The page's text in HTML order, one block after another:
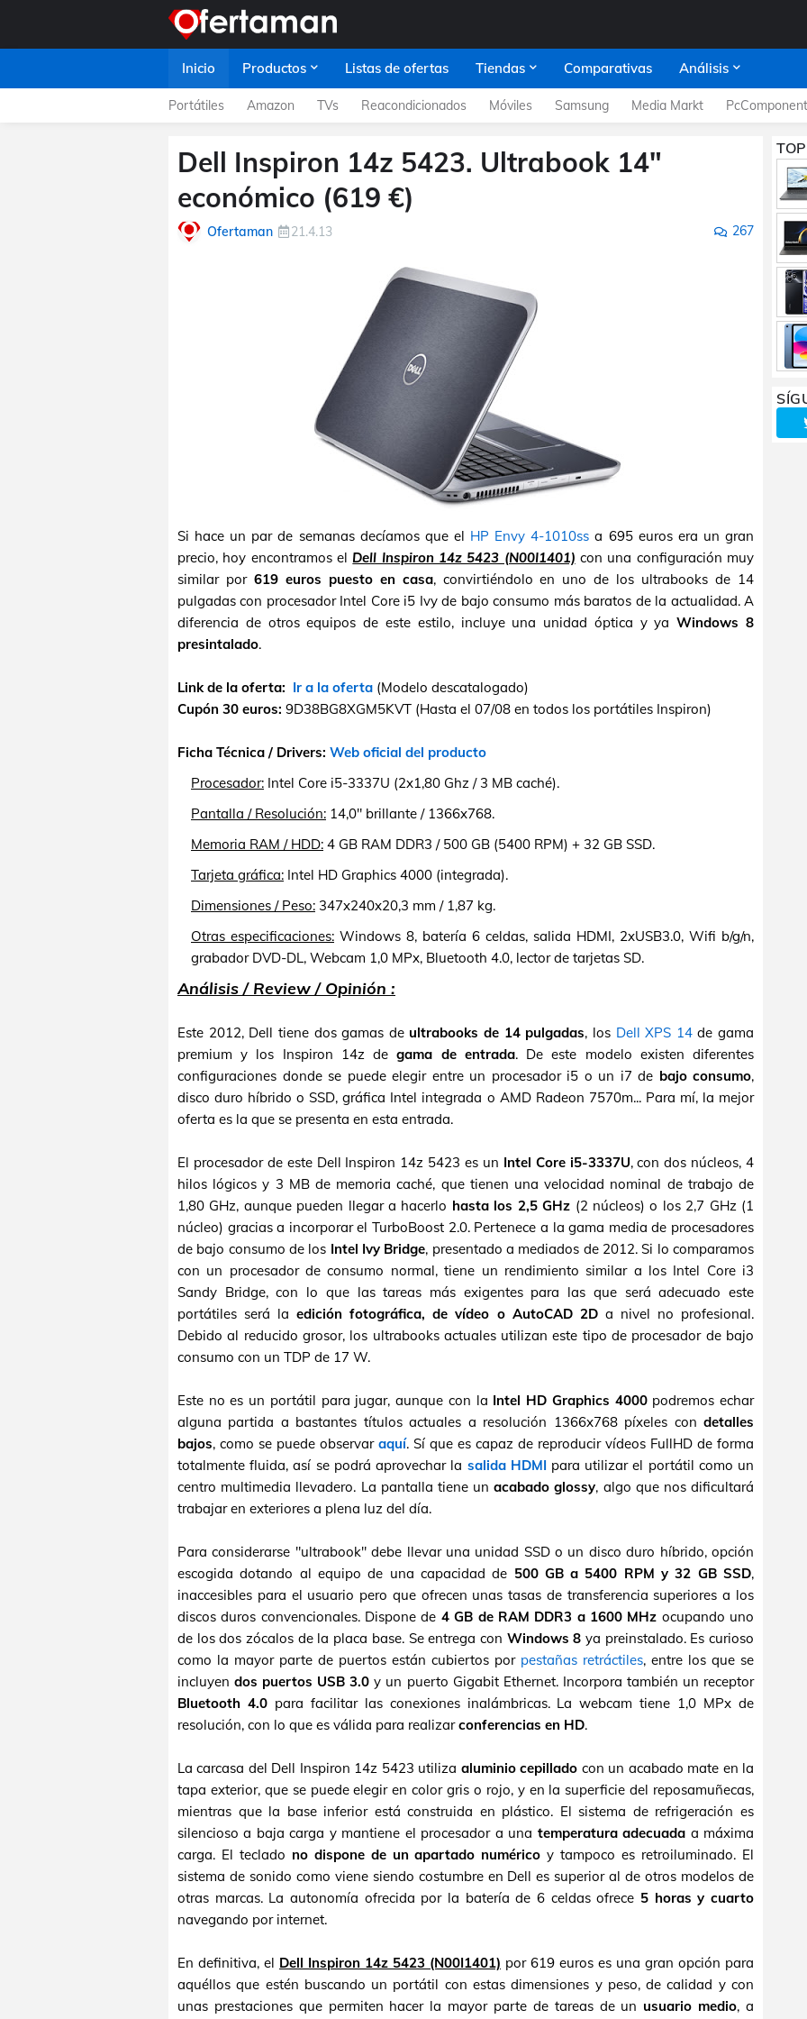
Inicio Productos Listas de ofertas Tiendas Comparativas Análisis
Portátiles Amazon TVs Reacondicionados Móviles Samsung Media Markt
Dell Inspiron 14z 5423. Ultrabook 14"
económico (619 €)
Ofertaman 21.4.13 267
Si hace un par de semanas decíamos que el HP Envy 4-1010ss a 695 euros era un gran
precio, hoy encontramos el Dell Inspiron 14z 5423 (N00I1401) con una configuración muy
similar por 619 euros puesto en casa, convirtiéndolo en uno de los ultrabooks de 14
pulgadas con procesador Intel Core i5 Ivy de bajo consumo más baratos de la actualidad. A
diferencia de otros equipos de este estilo, incluye una unidad óptica y yaWindows 8
presintalado.
Link de la oferta: Ir a la oferta (Modelo descatalogado)
Cupón 30 euros: 9D38BG8XGM5KVT (Hasta el 07/08 en todos los portátiles Inspiron)
Ficha Técnica / Drivers: Web oficial del producto
Procesador: Intel Core i5-3337U (2x1,80 Ghz / 3 MB caché).
Pantalla / Resolución: 14,0" brillante / 1366x768.
Memoria RAM / HDD: 4 GB RAM DDR3 / 500 GB (5400 RPM) + 32 GB SSD.
Tarjeta gráfica: Intel HD Graphics 4000 (integrada).
Dimensiones / Peso: 347x240x20,3 mm / 1,87 kg.
Otras especificaciones: Windows 8, batería 6 celdas, salida HDMI, 2xUSB3.0, Wifi b/g/n,
grabador DVD-DL, Webcam 1,0 MPx, Bluetooth 4.0, lector de tarjetas SD.
Análisis / Review / Opinión :
Este 2012, Dell tiene dos gamas de ultrabooks de 14 pulgadas, los Dell XPS 14de gama
premium y los Inspiron 14z degama de entrada. De este modelo existen diferentes
configuraciones donde se puede elegir entre un procesador i5 o un i7 de bajo consumo,
disco duro híbrido o SSD, gráfica Intel integrada o AMD Radeon 7570m... Para mí, la mejor
oferta es la que se presenta en esta entrada.
El procesador de este Dell Inspiron 14z 5423 es un Intel Core i5-3337U, con dos núcleos, 4
hilos lógicos y 3 MB de memoria caché, que tienen una velocidad nominal de trabajo de
1,80 GHz, aunque pueden llegar a hacerlo hasta los 2,5 GHz (2 núcleos) o los 2,7 GHz (1
núcleo) gracias a incorporar el TurboBoost 2.0. Pertenece a la gama media de procesadores
de bajo consumo de los Intel Ivy Bridge, presentado a mediados de 2012. Si lo comparamos
con un procesador de consumo normal, tiene un rendimiento similar a los Intel Core i3
Sandy Bridge, con lo que las tareas más exigentes para las que será adecuado este
portátiles será laedición fotográfica, de vídeo o AutoCAD 2Da nivel no profesional.
Debido al reducido grosor, los ultrabooks actuales utilizan este tipo de procesador de bajo
consumo con un TDP de 17 W.
Este no es un portátil para jugar, aunque con la Intel HD Graphics 4000podremos echar
alguna partida a bastantes títulos actuales a resolución 1366x768 píxeles con detalles
bajos, como se puede observar aquí. Sí que es capaz de reproducir vídeos FullHD de forma
totalmente fluida, así se podrá aprovechar la salida HDMIpara utilizar el portátil como un
centro multimedia llevadero. La pantalla tiene unacabado glossy, algo que nos dificultará
trabajar en exteriores a plena luz del día.
Para considerarse "ultrabook" debe llevar una unidad SSD o un disco duro híbrido, opción
escogida dotando al equipo de una capacidad de 500 GB a 5400 RPM y 32 GB SSD,
inaccesibles para el usuario pero que ofrecen unas tasas de transferencia superiores a los
discos duros convencionales. Dispone de 4 GB de RAM DDR3 a 1600 MHz ocupando uno
de los dos zócalos de la placa base. Se entrega con Windows 8 ya preinstalado. Es curioso
como la mayor parte de puertos están cubiertos por pestañas retráctiles, entre los que se
incluyendos puertos USB 3.0 y un puerto Gigabit Ethernet. Incorpora también un receptor
Bluetooth 4.0para facilitar las conexiones inalámbricas. La webcam tiene 1,0 MPx de
resolución, con lo que es válida para realizarconferencias en HD.
La carcasa del Dell Inspiron 14z 5423 utiliza aluminio cepillado con un acabado mate en la
tapa exterior, que se puede elegir en color gris o rojo, y en la superficie del reposamuñecas,
mientras que la base inferior está construida en plástico. El sistema de refrigeración es
silencioso a baja carga y mantiene el procesador a una temperatura adecuada a máxima
carga. El teclado no dispone de un apartado numérico y tampoco es retroiluminado. El
sistema de sonido como viene siendo costumbre en Dell es superior al de otros modelos de
otras marcas. La autonomía ofrecida por la batería de 6 celdas ofrece 5 horas y cuarto
navegando por internet.
En definitiva, el Dell Inspiron 14z 5423 (N00I1401) por 619 euros es una gran opción para
aquéllos que estén buscando un portátil con estas dimensiones y peso, de calidad y con
unas prestaciones que permiten hacer la mayor parte de tareas de un usuario medio, a